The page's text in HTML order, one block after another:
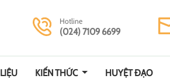
Hotline
(024) 7109 6699
KIẾN THỨC HUYỆT ĐẠO